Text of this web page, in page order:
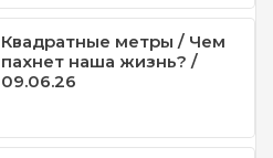
Квадратные метры / Чем
пахнет наша жизнь? /
09.06.26